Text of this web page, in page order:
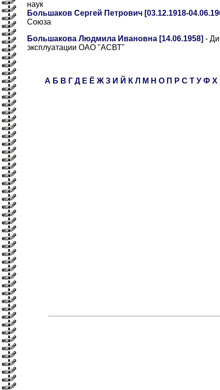
наук
Большаков Сергей Петрович [03.12.1918-
Союза
Большакова Людмила Ивановна [14.06.1958] -
эксплуатации ОАО "АСВТ"
А Б В Г Д Е Ё Ж З И Й К Л М Н О П Р С Т У Ф Х